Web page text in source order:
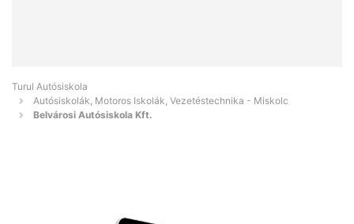
Turul Autósiskola
Autósiskolák, Motoros Iskolák, Vezetéstechnika - Miskolc
Belvárosi Autósiskola Kft.